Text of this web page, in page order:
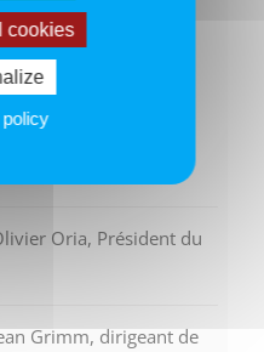
Baudoux,
Oria, Président du
Grimm, dirigeant de
cookies